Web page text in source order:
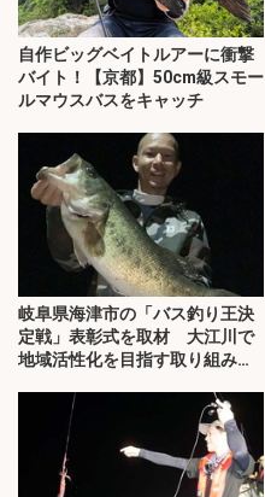
自作ビッグベイトルアーに衝撃
バイト！【京都】50cm級スモー
ルマウスバスをキャッチ
岐阜県海津市の「バス釣り王決
定戦」表彰式を取材 大江川で
地域活性化を目指す取り組みと